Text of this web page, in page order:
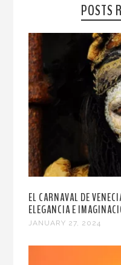
POSTS
EL CARNAVAL DE
ELEGANCIA E
JANUARY 27, 2024